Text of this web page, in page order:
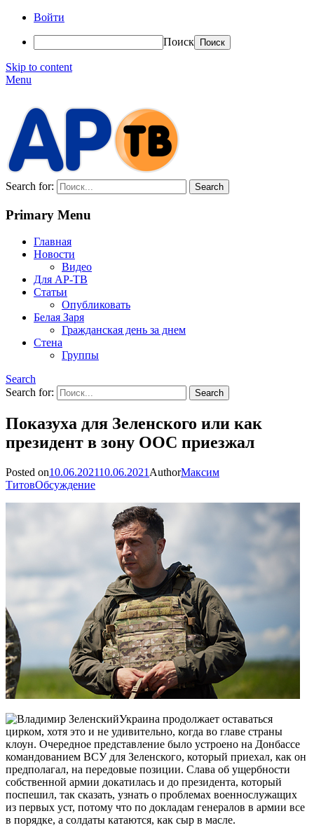
Войти
Поиск
Skip to content
Menu
Search for:
Primary Menu
Главная
Новости
Видео
Для АР-ТВ
Статьи
Опубликовать
Белая Заря
Гражданская день за днем
Стена
Группы
Search
Search for:
Показуха для Зеленского или как
президент в зону ООС приезжал
Posted on10.06.202110.06.2021 AuthorМаксим
ТитовОбсуждение
Украина продолжает оставаться
цирком, хотя это и не удивительно, когда во главе страны
клоун. Очередное представление было устроено на Донбассе
командованием ВСУ для Зеленского, который приехал, как он
предполагал, на передовые позиции. Слава об ущербности
собственной армии докатилась и до президента, который
поспешил, так сказать, узнать о проблемах военнослужащих
из первых уст, потому что по докладам генералов в армии все
в порядке, а солдаты катаются, как сыр в масле.